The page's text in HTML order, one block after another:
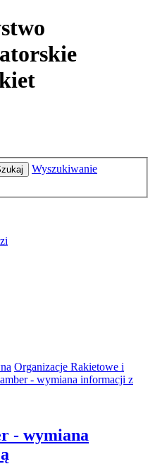
Wyszukiwanie
Organizacje Rakietowe i
- wymiana informacji z
- wymiana